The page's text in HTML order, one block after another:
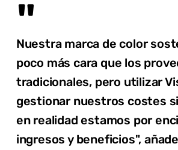
"
Nuestra marca de color
poco más cara que los
tradicionales, pero utilizar
gestionar nuestros costes
en realidad estamos por
ingresos y beneficios",